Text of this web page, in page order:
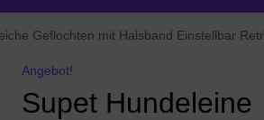
Halsband Einstellbar Retriever Leinen für Kleine
Angebot!
Supet Hundeleine